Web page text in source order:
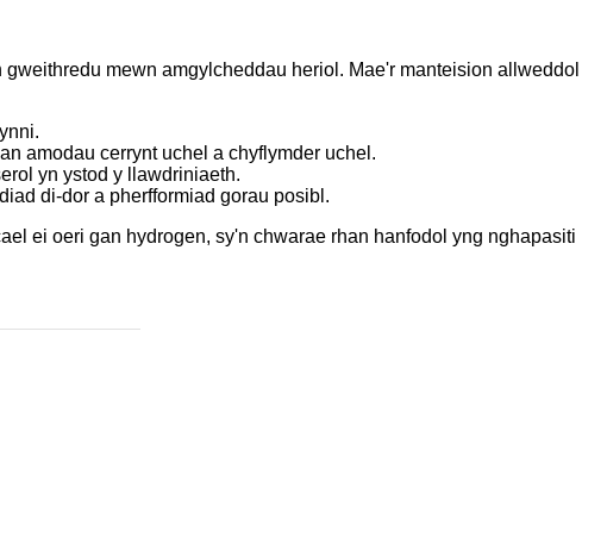
mewn amgylcheddau heriol. Mae'r manteision allweddol
amodau cerrynt uchel a chyflymder uchel.
yn ystod y llawdriniaeth.
di-dor a pherfformiad gorau posibl.
ei oeri gan hydrogen, sy'n chwarae rhan hanfodol yng nghapasiti